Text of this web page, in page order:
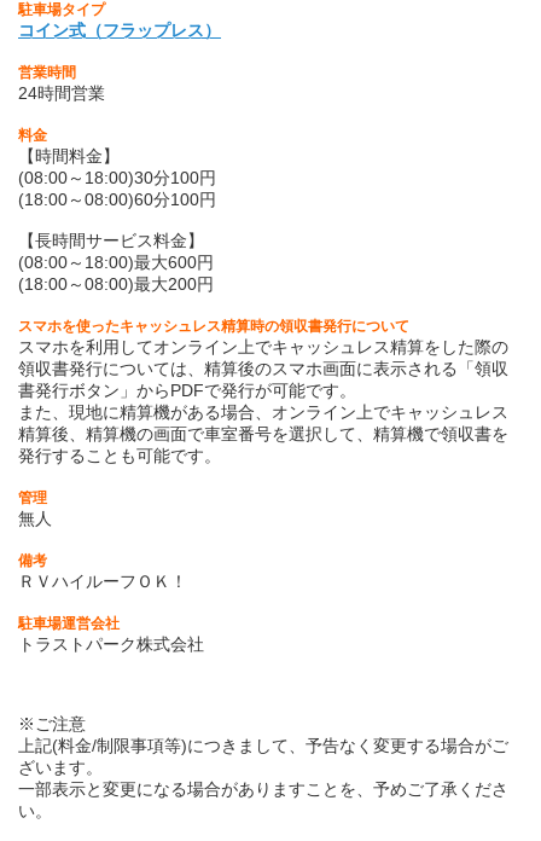
駐車場タイプ
コイン式（フラップレス）
営業時間
24時間営業
料金
【時間料金】
(08:00～18:00)30分100円
(18:00～08:00)60分100円
【長時間サービス料金】
(08:00～18:00)最大600円
(18:00～08:00)最大200円
スマホを使ったキャッシュレス精算時の領収書発行について
スマホを利用してオンライン上でキャッシュレス精算をした際の
領収書発行については、精算後のスマホ画面に表示される「領収
書発行ボタン」からPDFで発行が可能です。
また、現地に精算機がある場合、オンライン上でキャッシュレス
精算後、精算機の画面で車室番号を選択して、精算機で領収書を
発行することも可能です。
管理
無人
備考
ＲＶハイルーフＯＫ！
駐車場運営会社
トラストパーク株式会社
※ご注意
上記(料金/制限事項等)につきまして、予告なく変更する場合がご
ざいます。
一部表示と変更になる場合がありますことを、予めご了承くださ
い。